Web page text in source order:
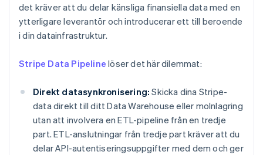
det kräver att du delar känsliga finansiella data med en
ytterligare leverantör och introducerar ett till beroende
i din datainfrastruktur.
Stripe Data Pipeline löser det här dilemmat:
Direkt datasynkronisering: Skicka dina Stripe-
data direkt till ditt Data Warehouse eller molnlagring
utan att involvera en ETL-pipeline från en tredje
part. ETL-anslutningar från tredje part kräver att du
delar API-autentiseringsuppgifter med dem och ger